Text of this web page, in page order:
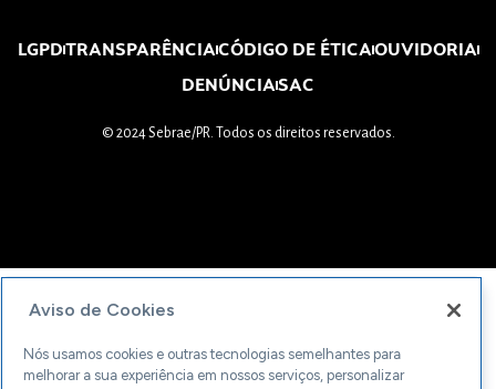
LGPDTRANSPARÊNCIACÓDIGO DE ÉTICAOUVIDORIA
DENÚNCIASAC
© 2024 Sebrae/PR. Todos os direitos reservados.
Aviso de Cookies
Nós usamos cookies e outras tecnologias semelhantes para
melhorar a sua experiência em nossos serviços, personalizar